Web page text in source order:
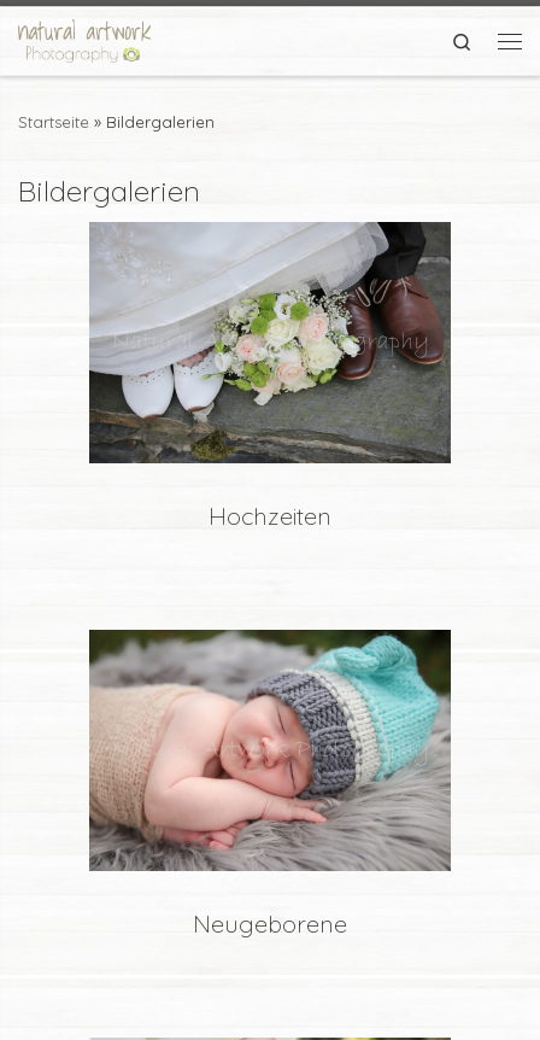
Zum Inhalt springen
Search
Startseite » Bildergalerien
Bildergalerien
Hochzeiten
Neugeborene